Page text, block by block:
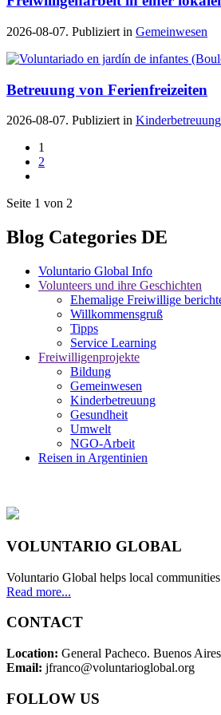
2026-08-07. Publiziert in Gemeinwesen
Betreuung von Ferienfreizeiten
2026-08-07. Publiziert in Kinderbetreuung
1
2
Seite 1 von 2
Blog Categories DE
Voluntario Global Info
Volunteers und ihre Geschichten
Ehemalige Freiwillige
Willkommensgruß
Tipps
Service Learning
Freiwilligenprojekte
Bildung
Gemeinwesen
Kinderbetreuung
Gesundheit
Umwelt
NGO-Arbeit
Reisen in Argentinien
VOLUNTARIO GLOBAL
Voluntario Global helps local
Read more...
CONTACT
Location: General Pacheco. Buenos
Email: jfranco@voluntarioglobal.org
FOLLOW US